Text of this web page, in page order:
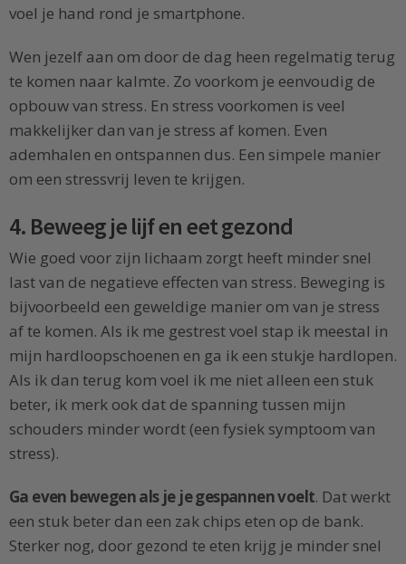
voel je hand rond je smartphone.
Wen jezelf aan om door de dag heen regelmatig terug
te komen naar kalmte. Zo voorkom je eenvoudig de
opbouw van stress. En stress voorkomen is veel
makkelijker dan van je stress af komen. Even
ademhalen en ontspannen dus. Een simpele manier
om een stressvrij leven te krijgen.
4. Beweeg je lijf en eet gezond
Wie goed voor zijn lichaam zorgt heeft minder snel
last van de negatieve effecten van stress. Beweging is
bijvoorbeeld een geweldige manier om van je stress
af te komen. Als ik me gestrest voel stap ik meestal in
mijn hardloopschoenen en ga ik een stukje hardlopen.
Als ik dan terug kom voel ik me niet alleen een stuk
beter, ik merk ook dat de spanning tussen mijn
schouders minder wordt (een fysiek symptoom van
stress).
Ga even bewegen als je je gespannen voelt. Dat werkt
een stuk beter dan een zak chips eten op de bank.
Sterker nog, door gezond te eten krijg je minder snel